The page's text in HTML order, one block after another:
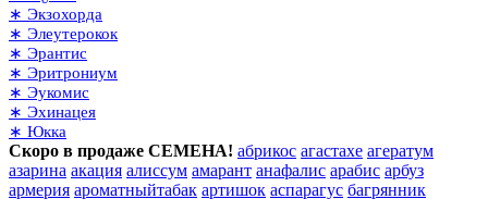
∗ Экзохорда
∗ Элеутерокок
∗ Эрантис
∗ Эритрониум
∗ Эукомис
∗ Эхинацея
∗ Юкка
Скоро в продаже СЕМЕНА! абрикос агастахе агератум
азарина акация алиссум амарант анафалис арабис арбуз
армерия ароматныйтабак артишок аспарагус багрянник